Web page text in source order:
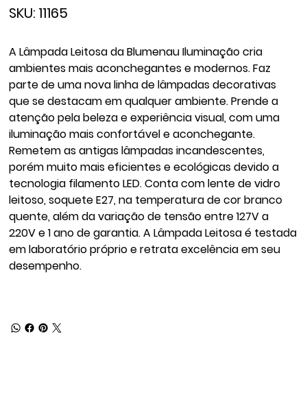
SKU:
11165
11165
A Lâmpada Leitosa da Blumenau Iluminação cria
ambientes mais aconchegantes e modernos. Faz
parte de uma nova linha de lâmpadas decorativas
que se destacam em qualquer ambiente. Prende a
atenção pela beleza e experiência visual, com uma
iluminação mais confortável e aconchegante.
Remetem as antigas lâmpadas incandescentes,
porém muito mais eficientes e ecológicas devido a
tecnologia filamento LED. Conta com lente de vidro
leitoso, soquete E27, na temperatura de cor branco
quente, além da variação de tensão entre 127V a
220V e 1 ano de garantia. A Lâmpada Leitosa é testada
em laboratório próprio e retrata excelência em seu
desempenho.